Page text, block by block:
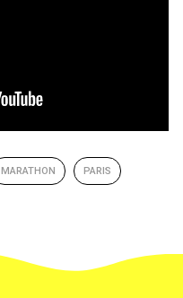
MARATHON PARIS